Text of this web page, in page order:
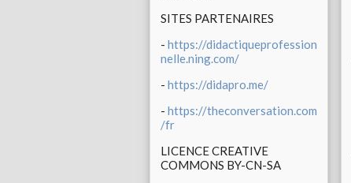
SITES PARTENAIRES
- https://didactiqueprofession
nelle.ning.com/
- https://didapro.me/
- https://theconversation.com
/fr
LICENCE CREATIVE
COMMONS BY-CN-SA